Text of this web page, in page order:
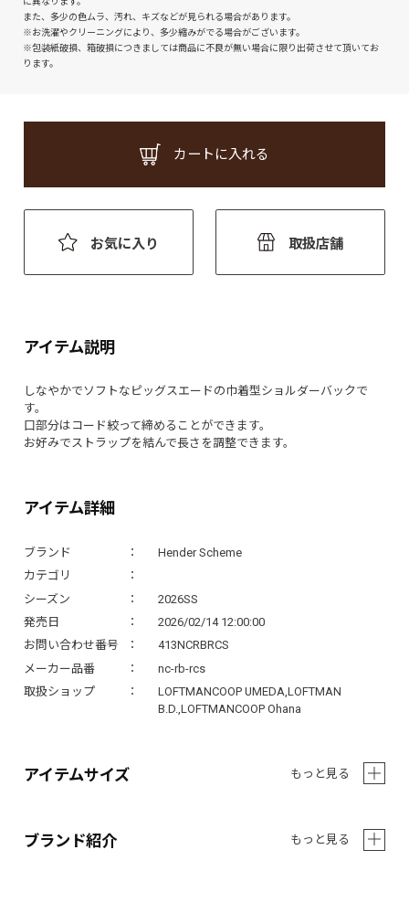
また、多少の色ムラ、汚れ、キズなどが見られる場合があります。
※お洗濯やクリーニングにより、多少縮みがでる場合がございます。
※包装紙破損、箱破損につきましては商品に不良が無い場合に限り出荷させて頂いてお
ります。
カートに入れる
お気に入り 取扱店舗
アイテム詳細
ブランド
Hender Scheme
カテゴリ
シーズン
2026SS
発売日
2026/02/14 12:00:00
お問い合わせ番号
413NCRBRCS
メーカー品番
nc-rb-rcs
取扱ショップ
LOFTMANCOOP UMEDA,LOFTMAN
B.D.,LOFTMANCOOP Ohana
アイテム説明
しなやかでソフトなピッグスエードの巾着型ショルダーバックで
す。
口部分はコード絞って締めることができます。
お好みでストラップを結んで長さを調整できます。
アイテムサイズ もっと見る
ブランド紹介 もっと見る